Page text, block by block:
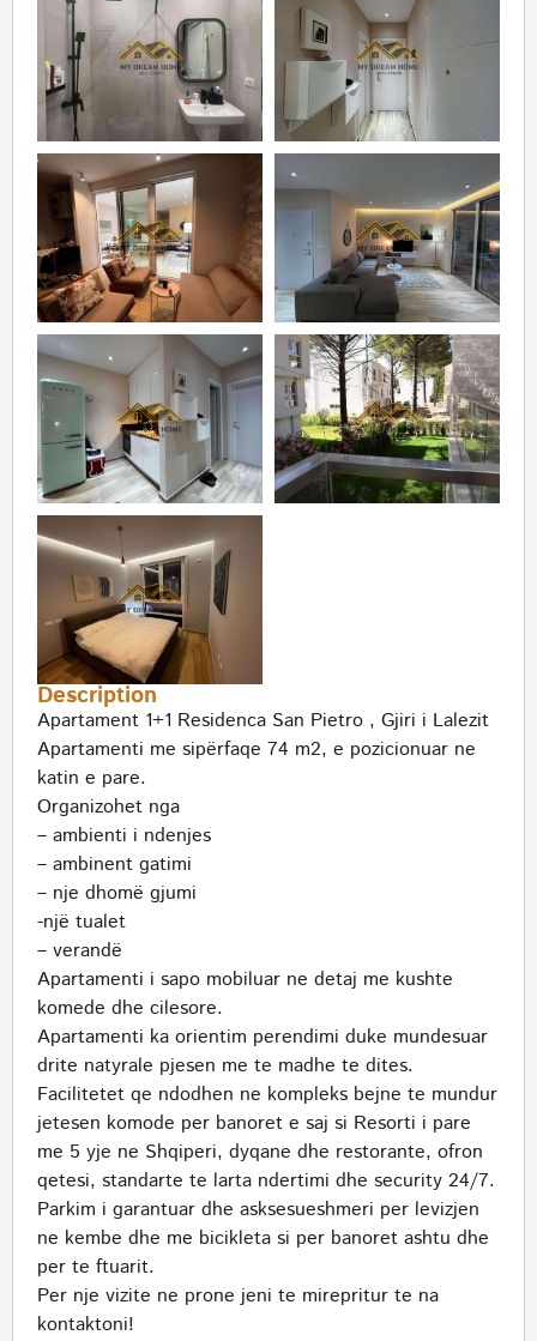
Description
Apartament 1+1 Residenca San Pietro , Gjiri i Lalezit
Apartamenti me sipërfaqe 74 m2, e pozicionuar ne
katin e pare.
Organizohet nga
– ambienti i ndenjes
– ambinent gatimi
– nje dhomë gjumi
-një tualet
– verandë
Apartamenti i sapo mobiluar ne detaj me kushte
komede dhe cilesore.
Apartamenti ka orientim perendimi duke mundesuar
drite natyrale pjesen me te madhe te dites.
Facilitetet qe ndodhen ne kompleks bejne te mundur
jetesen komode per banoret e saj si Resorti i pare
me 5 yje ne Shqiperi, dyqane dhe restorante, ofron
qetesi, standarte te larta ndertimi dhe security 24/7.
Parkim i garantuar dhe asksesueshmeri per levizjen
ne kembe dhe me bicikleta si per banoret ashtu dhe
per te ftuarit.
Per nje vizite ne prone jeni te mirepritur te na
kontaktoni!